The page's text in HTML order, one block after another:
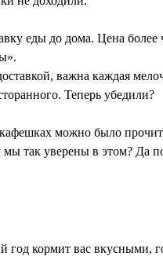
еды до дома. Цена
важна каждая
Теперь убедили?
можно было
так уверены в этом? Да
год кормит вас вкусными,